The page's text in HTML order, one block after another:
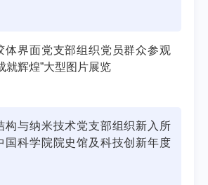
体界面党支部组织党员群众参观
就辉煌”大型图片展览
构与纳米技术党支部组织新入所
国科学院院史馆及科技创新年度